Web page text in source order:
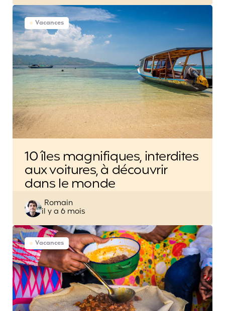
Vacances
10 îles magnifiques, interdites
aux voitures, à découvrir
dans le monde
Posted
by
Romain
il y a 6 mois
Vacances